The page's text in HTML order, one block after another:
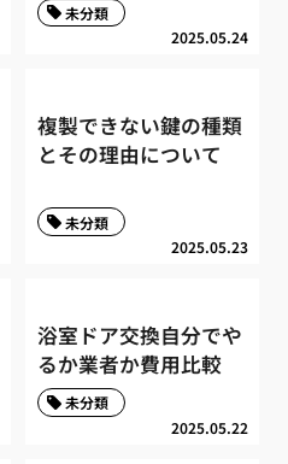
2025.05.24
未分類
複製できない鍵の種類
とその理由について
2025.05.23
未分類
浴室ドア交換自分でや
るか業者か費用比較
2025.05.22
未分類